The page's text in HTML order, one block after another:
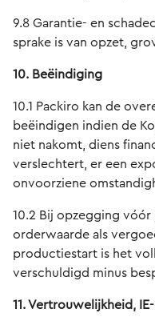
9.8 Garantie- en
sprake is van opzet,
10. Beëindiging
10.1 Packiro kan de
beëindigen indien de
niet nakomt, diens
verslechtert, er een
onvoorziene
10.2 Bij opzegging
orderwaarde als
productiestart is het
verschuldigd minus
11. Vertrouwelijkheid,